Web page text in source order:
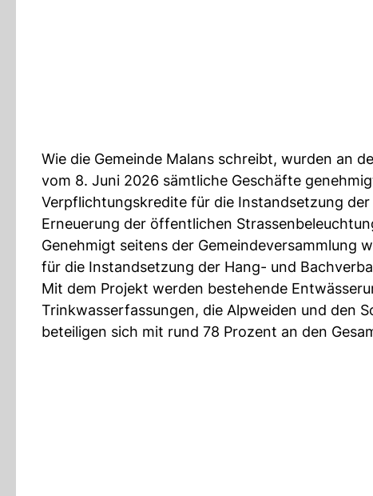
Wie die Gemeinde Malans schreibt, wurden an
vom 8. Juni 2026 sämtliche Geschäfte
Verpflichtungskredite für die Instandsetzung
Erneuerung der öffentlichen
Genehmigt seitens der
für die Instandsetzung der Hang- und
Mit dem Projekt werden bestehende
Trinkwasserfassungen, die Alpweiden und den
beteiligen sich mit rund 78 Prozent an den